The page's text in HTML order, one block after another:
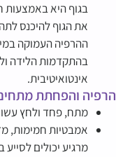
בגוף היא באמצעות
את הגוף להיכנס
ההרפיה העמוקה
בהתקדמות הלידה
אינטואיטיבית.
הרפיה והפחתת
מתח, פחד ולחץ
אמבטיות חמימות,
מרגיע יכולים